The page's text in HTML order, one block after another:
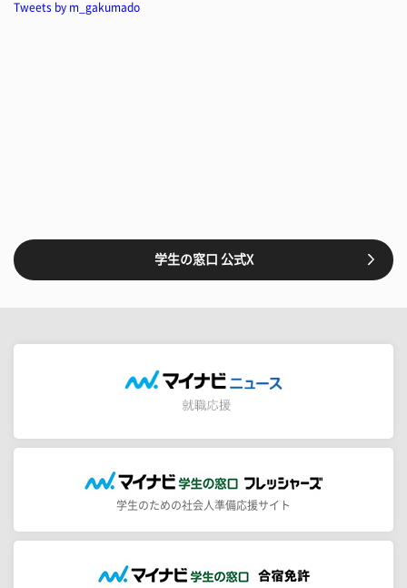
Tweets by m_gakumado
学生の窓口 公式X
学生のための社会人準備応援サイト